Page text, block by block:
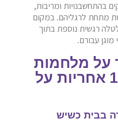
בהתחשבנויות ומריבות,
מתחת לרגליהם. במקום
רגשית נוספת בתוך
עבורם.
על מלחמות
בבית? 100% אחריות על
בבית כשיש